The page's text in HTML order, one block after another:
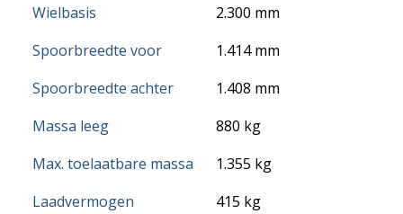
Wielbasis
2.300 mm
Spoorbreedte voor
1.414 mm
Spoorbreedte achter
1.408 mm
Massa leeg
880 kg
Max. toelaatbare massa
1.355 kg
Laadvermogen
415 kg